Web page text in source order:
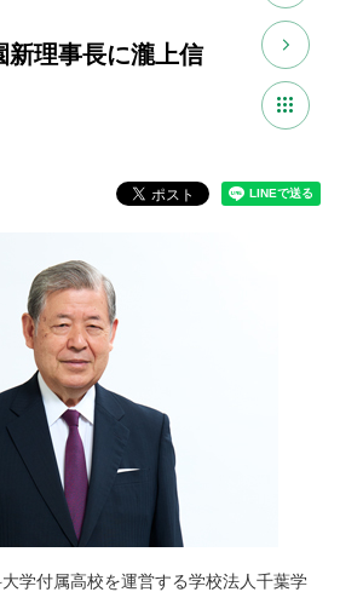
新理事長に瀧上信
学付属高校を運営する学校法人千葉学